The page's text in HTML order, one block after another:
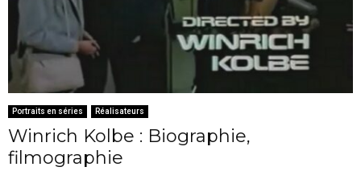
Portraits en séries Réalisateurs
Winrich Kolbe : Biographie,
filmographie